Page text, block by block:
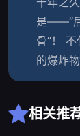
是——“
骨”！ 不
的爆炸
相关推